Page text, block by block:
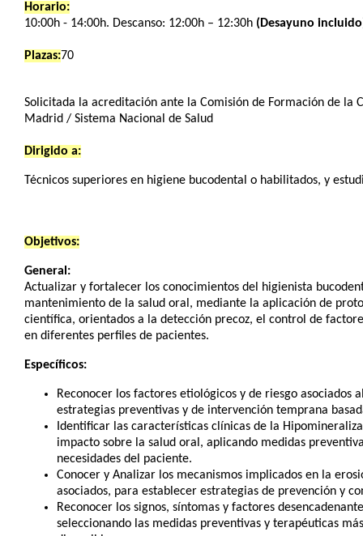
Horario:
10:00h - 14:00h. Descanso: 12:00h – 12:30h (Desayuno
Plazas:70
Solicitada la acreditación ante la Comisión de Formación de la
Madrid / Sistema Nacional de Salud
Dirigido a:
Técnicos superiores en higiene bucodental o habilitados, y
Objetivos:
General:
Actualizar y fortalecer los conocimientos del higienista
mantenimiento de la salud oral, mediante la aplicación de
científica, orientados a la detección precoz, el control de
en diferentes perfiles de pacientes.
Específicos:
Reconocer los factores etiológicos y de riesgo
estrategias preventivas y de intervención temprana
Identificar las características clínicas de la
impacto sobre la salud oral, aplicando medidas
necesidades del paciente.
Conocer y Analizar los mecanismos implicados en la
asociados, para establecer estrategias de prevención y
Reconocer los signos, síntomas y factores
seleccionando las medidas preventivas y terapéuticas